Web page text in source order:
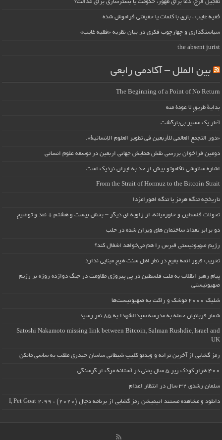
تعجیل فرج: دعا برای ظهور، حکومت یا بسترسازی برای عدالت؟
فقیه غایب ، بازی با کلمات یا حقیقتی فراموش شده
سیاستگذاری و چهارچوب فکری در بیان نظریه «فقیه غایب»
the absent jurist
بین الملل – آکادمی رابعی
The Beginning of a Point of No Return
بداية طريقٍ لا عودة منه
آغاز یک مسیر بی‌بازگشت
«دور التجمع العالمي للأربعين في تطوير العلوم الإنسانية».
دومین فراخوان بررسی نقش همایش جهانی اربعین در توسعه علوم انسانی
اشاره ساتوشی ناکاموتو بیش از حد به ایران نزدیک است
From the Strait of Hormuz to the Bitcoin Strait
تاریخچه تنگه هرمز یا تنگه اهورامزدا
تحولات فلسطین و خاورمیانه، از زاویه ای دیگر – بخش بیست و هشتم + نقد و توضیح
دو برابر تعداد ساختمان های ویران شده در حلب
رژیم صهیونیستی قبرس را هم می‌خواهد اشغال کند؟
تخریب قبور ائمه بقیع در نظر اهل سنت هیچ مبنایی ندارد
پیام رهبر انقلاب به ملت فلسطین در پی پیروزی مقاومت در جنگ دوازده روزه بر رژیم
صهیونیستی
شلیک ۲۰۰۰ موشک و راکت به صهیونیست‌ها
شمار قربانیان حمله به مدرسه سیدالشهدا به ۸۵ نفر رسید
Satoshi Nakamoto missing link between Bitcoin, Salman Rushdie, Israel and
UK
رمز گشایی از آخرین ترانه و ویدئو کلیپ شیطانی ساسان حیدری ملقب به ساسی مانکن
۴۰۰ هزار کودک زیر ۵ سال یمنی در آستانه مرگ از گرسنگی
سلمان رشدی ۳۲ سال در انتظار اعدام
دانلود و مشاهده مستند انیمیشن رمز گشایی از برنامه دجال (۲۰۲۰) : I, Pet Goat 2.99